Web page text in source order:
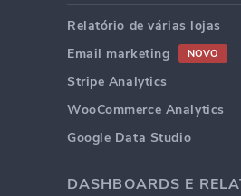
Relatório de várias lojas
Email marketing
NOVO
Stripe Analytics
WooCommerce Analytics
Google Data Studio
DASHBOARDS E